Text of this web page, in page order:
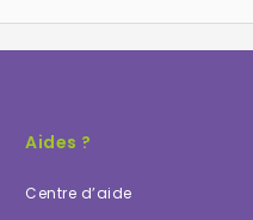
Aides ?
Centre d’aide